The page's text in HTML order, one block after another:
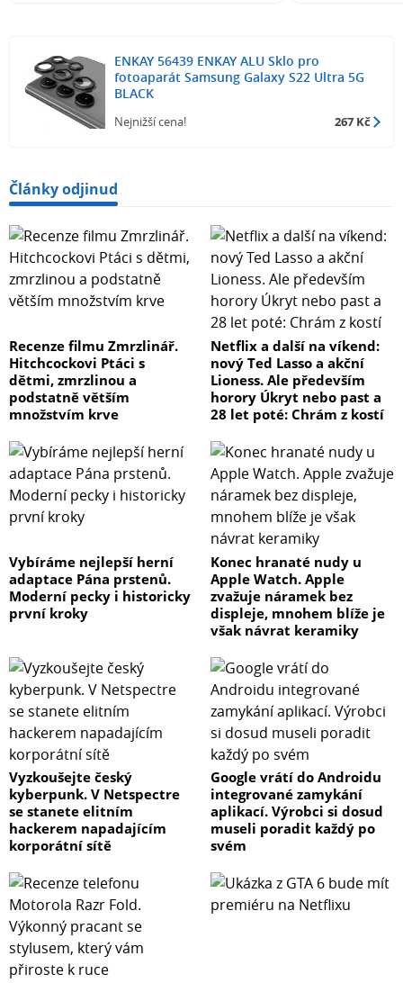
ENKAY 56439 ENKAY ALU Sklo pro
fotoaparát Samsung Galaxy S22 Ultra 5G
BLACK
Nejnižší cena! 267 Kč
Články odjinud
Recenze filmu Zmrzlinář.
Hitchcockovi Ptáci s
dětmi, zmrzlinou a
podstatně větším
množstvím krve
Netflix a další na víkend:
nový Ted Lasso a akční
Lioness. Ale především
horory Úkryt nebo past a
28 let poté: Chrám z kostí
Vybíráme nejlepší herní
adaptace Pána prstenů.
Moderní pecky i historicky
první kroky
Konec hranaté nudy u
Apple Watch. Apple
zvažuje náramek bez
displeje, mnohem blíže je
však návrat keramiky
Vyzkoušejte český
kyberpunk. V Netspectre
se stanete elitním
hackerem napadajícím
korporátní sítě
Google vrátí do Androidu
integrované zamykání
aplikací. Výrobci si dosud
museli poradit každý po
svém